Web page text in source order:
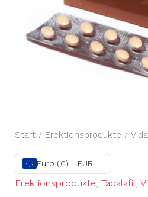
Start/ Erektionsprodukte /
Euro (€) - EUR
Erektionsprodukte, Tadalafil,